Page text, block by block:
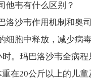
他韦有什么区别？
洛沙韦作用机制和奥
细胞中释放，减少病
。玛巴洛沙韦全病
在20公斤以上的儿